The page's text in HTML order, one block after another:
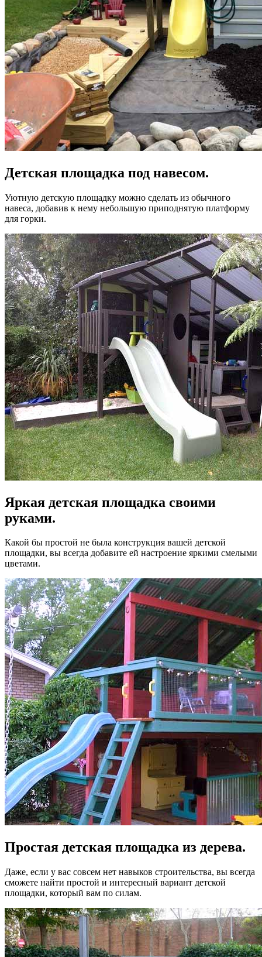
Детская площадка под навесом.
Уютную детскую площадку можно сделать из обычного
навеса, добавив к нему небольшую приподнятую платформу
для горки.
Яркая детская площадка своими
руками.
Какой бы простой не была конструкция вашей детской
площадки, вы всегда добавите ей настроение яркими смелыми
цветами.
Простая детская площадка из дерева.
Даже, если у вас совсем нет навыков строительства, вы всегда
сможете найти простой и интересный вариант детской
площадки, который вам по силам.